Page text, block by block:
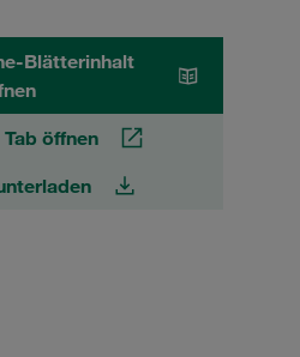
Blätterinhalt
öffnen